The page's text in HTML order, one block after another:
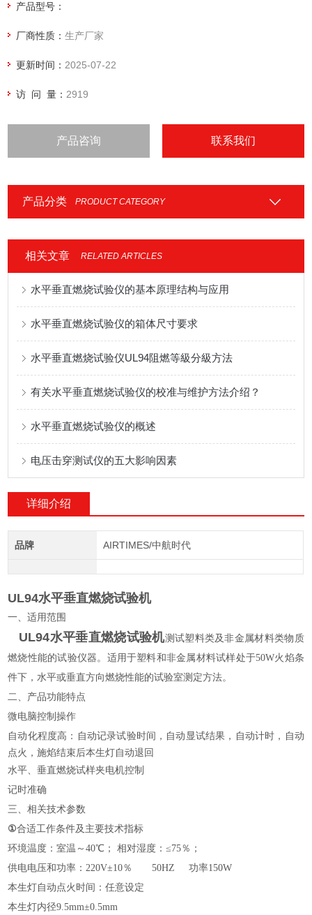
产品型号：
厂商性质：生产厂家
更新时间： 2025-07-22
访 问 量： 2919
产品咨询 联系我们
产品分类 PRODUCT CATEGORY
相关文章 RELATED ARTICLES
水平垂直燃烧试验仪的基本原理结构与应用
水平垂直燃烧试验仪的箱体尺寸要求
水平垂直燃烧试验仪UL94阻燃等級分級方法
有关水平垂直燃烧试验仪的校准与维护方法介绍？
水平垂直燃烧试验仪的概述
电压击穿测试仪的五大影响因素
详细介绍
品牌 AIRTIMES/中航时代
UL94水平垂直燃烧试验机
一、适用范围
UL94水平垂直燃烧试验机测试塑料类及非金属材料类物质
燃烧性能的试验仪器。适用于塑料和非金属材料试样处于50W火焰条
件下，水平或垂直方向燃烧性能的试验室测定方法。
二、产品功能特点
微电脑控制操作
自动化程度高：自动记录试验时间，自动显试结果，自动计时，自动
点火，施焰结束后本生灯自动退回
水平、垂直燃烧试样夹电机控制
记时准确
三、相关技术参数
①合适工作条件及主要技术指标
环境温度：室温～40℃； 相对湿度：≤75％；
供电电压和功率：220V±10％ 50HZ 功率150W
本生灯自动点火时间：任意设定
本生灯内径9.5mm±0.5mm